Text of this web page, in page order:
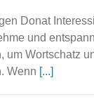
Donat
und
um Wortschatz
Wenn [...]